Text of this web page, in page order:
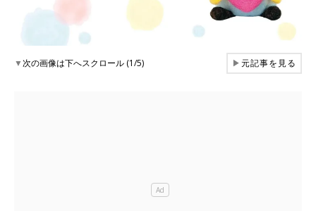
▼次の画像は下へスクロール (1/5) ▶元記事を見る